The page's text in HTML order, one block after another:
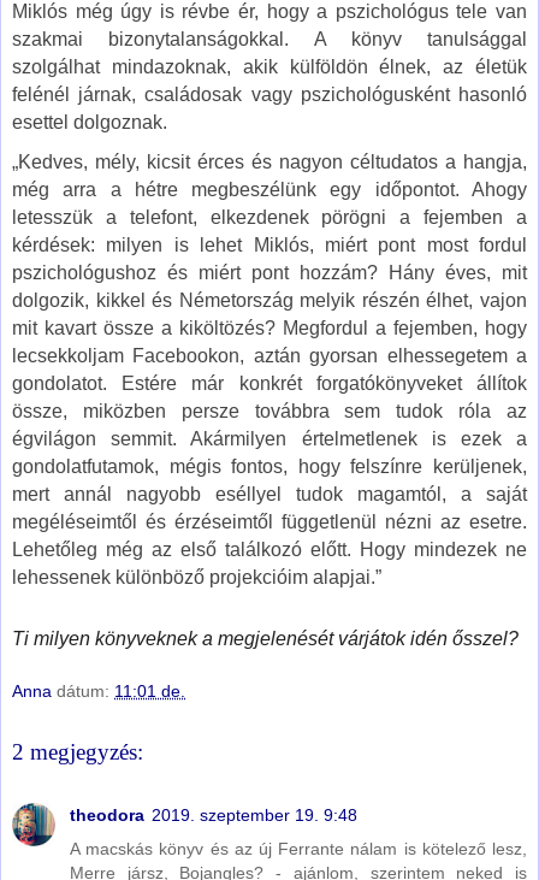
Miklós még úgy is révbe ér, hogy a pszichológus tele van
szakmai bizonytalanságokkal. A könyv tanulsággal
szolgálhat mindazoknak, akik külföldön élnek, az életük
felénél járnak, családosak vagy pszichológusként hasonló
esettel dolgoznak.
„Kedves, mély, kicsit érces és nagyon céltudatos a hangja,
még arra a hétre megbeszélünk egy időpontot. Ahogy
letesszük a telefont, elkezdenek pörögni a fejemben a
kérdések: milyen is lehet Miklós, miért pont most fordul
pszichológushoz és miért pont hozzám? Hány éves, mit
dolgozik, kikkel és Németország melyik részén élhet, vajon
mit kavart össze a kiköltözés? Megfordul a fejemben, hogy
lecsekkoljam Facebookon, aztán gyorsan elhessegetem a
gondolatot. Estére már konkrét forgatókönyveket állítok
össze, miközben persze továbbra sem tudok róla az
égvilágon semmit. Akármilyen értelmetlenek is ezek a
gondolatfutamok, mégis fontos, hogy felszínre kerüljenek,
mert annál nagyobb eséllyel tudok magamtól, a saját
megéléseimtől és érzéseimtől függetlenül nézni az esetre.
Lehetőleg még az első találkozó előtt. Hogy mindezek ne
lehessenek különböző projekcióim alapjai.”
Ti milyen könyveknek a megjelenését várjátok idén ősszel?
Anna dátum: 11:01 de.
2 megjegyzés:
theodora 2019. szeptember 19. 9:48
A macskás könyv és az új Ferrante nálam is kötelező lesz,
Merre jársz, Bojangles? - ajánlom, szerintem neked is